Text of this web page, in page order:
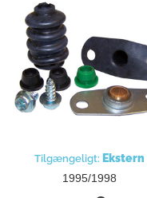
Tilgængeligt: Ekstern
1995/1998